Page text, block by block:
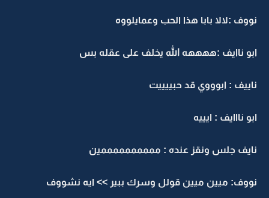
نووف :لالا بابا هذا الحب وعمايلووه
ابو ناايف :ههههه الله يخلف على عقله بس
ناييف : ابوووي قد حبييييت
ابو نااايف : ايييه
نايف جلس ونقز عنده : ممممممممممين
نووف: ميين ميين قولل وسرك ببير >> ايه نشووف